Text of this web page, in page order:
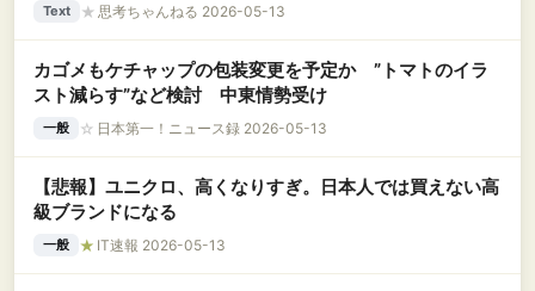
Text ★ 思考ちゃんねる 2026-05-13
カゴメもケチャップの包装変更を予定か ”トマトのイラ
スト減らす”など検討 中東情勢受け
一般 ☆ 日本第一！ニュース録 2026-05-13
【悲報】ユニクロ、高くなりすぎ。日本人では買えない高
級ブランドになる
一般 ★ IT速報 2026-05-13